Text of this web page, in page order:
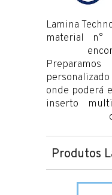
Lamina
material
onde poderá
inserto
Produtos